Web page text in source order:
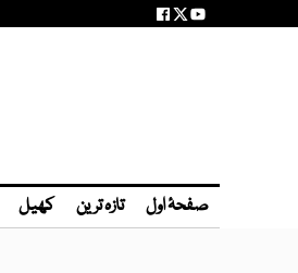
صفحۂ اول تازہ ترین کھیل